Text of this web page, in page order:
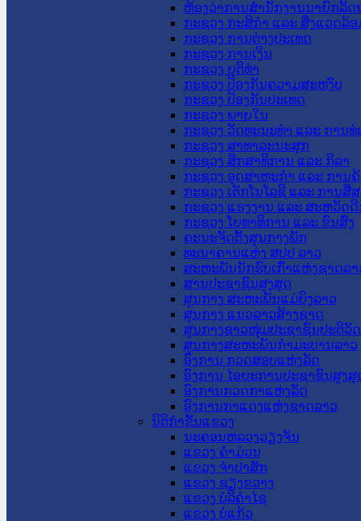
ຫ້ອງວ່າການສຳນັກງານນາຍົກລັດ
ກະຊວງ ກະສິກຳ ແລະ ສິ່ງແວດລ້ອ
ກະຊວງ ການຕ່າງປະເທດ
ກະຊວງ ການເງິນ
ກະຊວງ ຍຸຕິທໍາ
ກະຊວງ ປ້ອງກັນຄວາມສະຫງົບ
ກະຊວງ ປ້ອງກັນປະເທດ
ກະຊວງ ພາຍໃນ
ກະຊວງ ວັດທະນະທຳ ແລະ ການທ່
ກະຊວງ ສາທາລະນະສຸກ
ກະຊວງ ສຶກສາທິການ ແລະ ກິລາ
ກະຊວງ ອຸດສາຫະກຳ ແລະ ການຄ້
ກະຊວງ ເຕັກໂນໂລຊີ ແລະ ການສື່
ກະຊວງ ແຮງງານ ແລະ ສະຫວັດ
ກະຊວງ ໂຍທາທິການ ແລະ ຂົນສົ່ງ
ຄະນະຈັດຕັ້ງສູນກາງພັກ
ທະນາຄານແຫ່ງ ສປປ ລາວ
ສະຫະພັນນັກຮົບເກົ່າແຫ່ງຊາດລາ
ສານປະຊາຊົນສູງສຸດ
ສູນກາງ ສະຫະພັນແມ່ຍິງລາວ
ສູນກາງ ແນວລາວສ້າງຊາດ
ສູນກາງຊາວໜຸ່ມປະຊາຊົນປະຕິວັ
ສູນກາງສະຫະພັນກຳມະບານລາວ
ອົງການ ກວດສອບແຫ່ງລັດ
ອົງການ ໄອຍະການປະຊາຊົນສູງສຸ
ອົງການກວດກາແຫ່ງລັດ
ອົງການກາແດງແຫ່ງຊາດລາວ
ນິຕິກໍາຂັ້ນແຂວງ
ນະ​ຄອນ​ຫລວງວຽງຈັນ
ແຂວງ ຄໍາມ່ວນ
ແຂວງ ຈໍາປາສັກ
ແຂວງ ຊຽງຂວາງ
ແຂວງ ບໍລິຄໍາໄຊ
ແຂວງ ບໍ່ແກ້ວ